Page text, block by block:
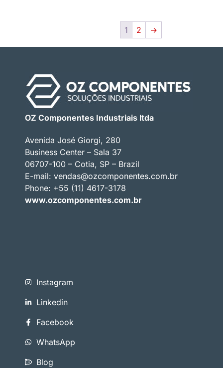
1 2 →
OZ Componentes Industriais ltda
Avenida José Giorgi, 280
Business Center – Sala 37
06707-100 – Cotia, SP – Brazil
E-mail: vendas@ozcomponentes.com.br
Phone: +55 (11) 4617-3178
www.ozcomponentes.com.br
Instagram
Linkedin
Facebook
WhatsApp
Blog